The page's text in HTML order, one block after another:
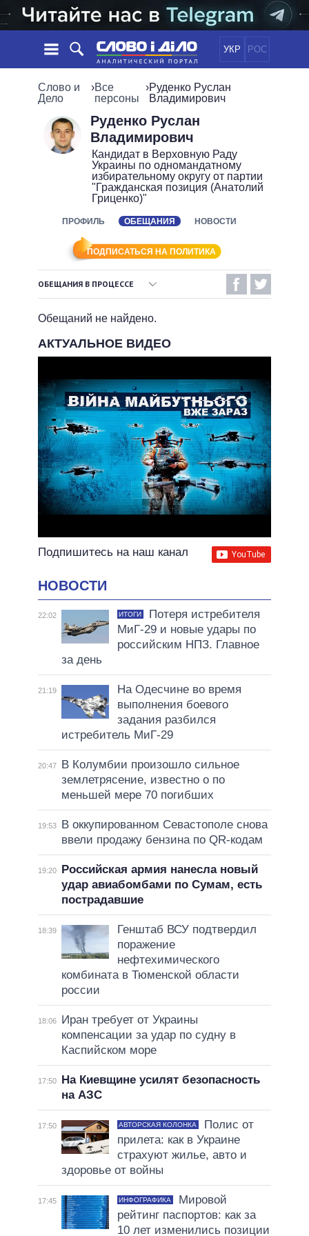
УКР РОС
НОВОСТИ
ЛЕНТА
СОБЫТИЯ
МНЕНИЯ
ОБЗОРЫ
ДАЙДЖЕСТЫ
ПОЛИТИКА
ЭКОНОМИКА
ОБЩЕСТВО
МИР
ОБЕЩАНИЯ
ПОЛИТИКИ
ВСЕ ПОЛИТИКИ
ПРЕЗИДЕНТ И ОФИС
ВЕРХОВНАЯ РАДА
КАБИНЕТ МИНИСТРОВ
ГЛАВЫ ОБЛАДМИНИСТРАЦИЙ
МЭРЫ
ВСЕ ПЕРСОНЫ
ИНФОГРАФИКА
ВИДЕО
СРАВНЕНИЕ ПОЛИТИКОВ
Слово и
Дело
›Все
персоны
›Руденко Руслан
Владимирович
Руденко Руслан
Владимирович
Кандидат в Верховную Раду
Украины по одномандатному
избирательному округу от партии
"Гражданская позиция (Анатолий
Гриценко)"
ПРОФИЛЬ ОБЕЩАНИЯ НОВОСТИ
ПОДПИСАТЬСЯ НА ПОЛИТИКА
ОБЕЩАНИЯ В ПРОЦЕССЕ
ОБЕЩАНИЯ В ПРОЦЕССЕ
ВСЕ ОБЕЩАНИЯ
АРХИВНЫЕ ОБЕЩАНИЯ
Обещаний не найдено.
АКТУАЛЬНОЕ ВИДЕО
Подпишитесь на наш канал
НОВОСТИ
22:02 ИТОГИ
Потеря истребителя
МиГ-29 и новые удары по
российским НПЗ. Главное
за день
21:19
На Одесчине во время
выполнения боевого
задания разбился
истребитель МиГ-29
20:47
В Колумбии произошло сильное
землетрясение, известно о по
меньшей мере 70 погибших
19:53
В оккупированном Севастополе снова
ввели продажу бензина по QR-кодам
19:20
Российская армия нанесла новый
удар авиабомбами по Сумам, есть
пострадавшие
18:39
Генштаб ВСУ подтвердил
поражение
нефтехимического
комбината в Тюменской области
россии
18:06
Иран требует от Украины
компенсации за удар по судну в
Каспийском море
17:50
На Киевщине усилят безопасность
на АЗС
17:50 АВТОРСКАЯ КОЛОНКА
Полис от
прилета: как в Украине
страхуют жилье, авто и
здоровье от войны
17:45 ИНФОГРАФИКА
Мировой
рейтинг паспортов: как за
10 лет изменились позиции